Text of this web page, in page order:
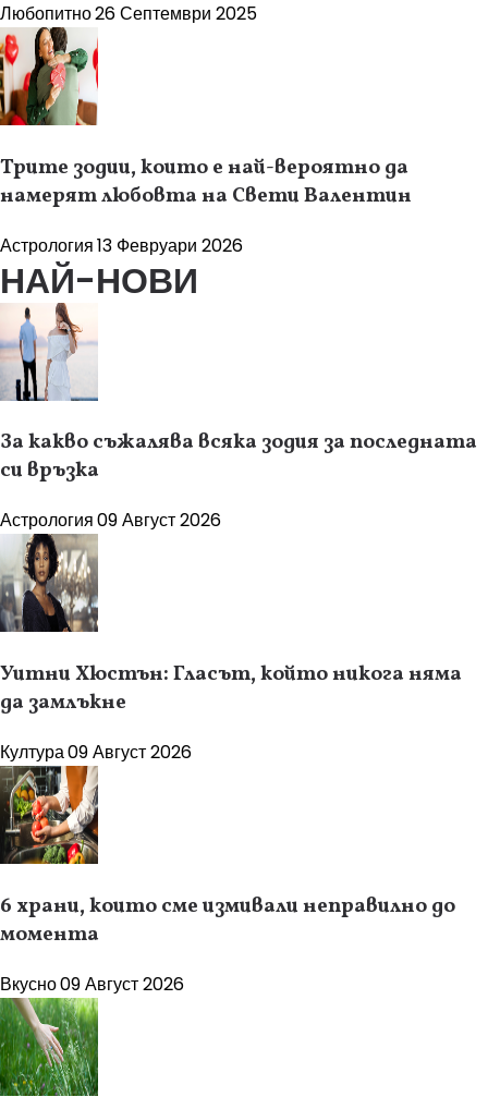
Любопитно26 Септември 2025
Трите зодии, които е най-вероятно да
намерят любовта на Свети Валентин
Астрология13 Февруари 2026
НАЙ-НОВИ
За какво съжалява всяка зодия за последната
си връзка
Астрология09 Август 2026
Уитни Хюстън: Гласът, който никога няма
да замлъкне
Култура09 Август 2026
6 храни, които сме измивали неправилно до
момента
Вкусно09 Август 2026